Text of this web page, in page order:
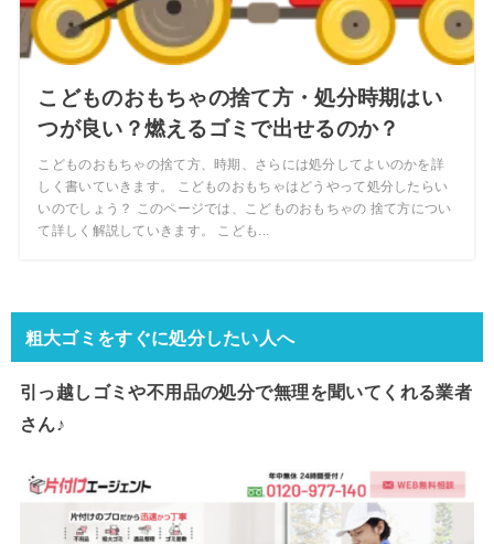
こどものおもちゃの捨て方・処分時期はい
つが良い？燃えるゴミで出せるのか？
こどものおもちゃの捨て方、時期、さらには処分してよいのかを詳
しく書いていきます。 こどものおもちゃはどうやって処分したらい
いのでしょう？ このページでは、こどものおもちゃの 捨て方につい
て詳しく解説していきます。 こども...
粗大ゴミをすぐに処分したい人へ
引っ越しゴミや不用品の処分で無理を聞いてくれる業者
さん♪